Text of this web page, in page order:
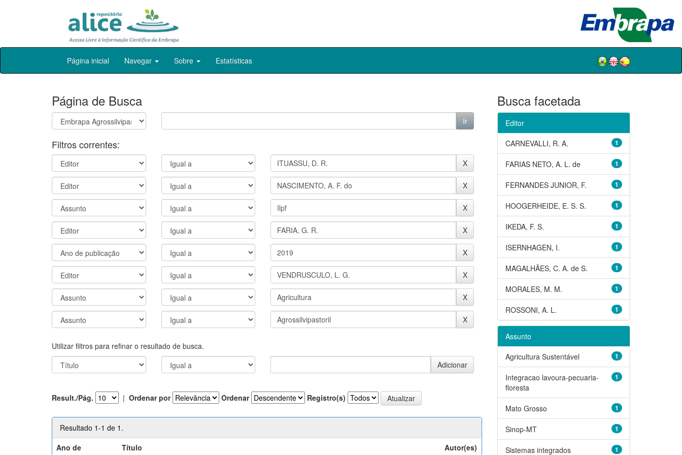
Skip
Página inicial Navegar Sobre Estatísticas
Página de Busca
Filtros correntes:
Utilizar filtros para refinar o resultado de busca.
Result./Pág. | Ordenar por Ordenar Registro(s)
Resultado 1-1 de 1.
Ano de
Título Autor(es)
Busca facetada
Editor
1
CARNEVALLI, R. A.
1
FARIAS NETO, A. L. de
1
FERNANDES JUNIOR, F.
1
HOOGERHEIDE, E. S. S.
1
IKEDA, F. S.
1
ISERNHAGEN, I.
1
MAGALHÃES, C. A. de S.
1
MORALES, M. M.
1
ROSSONI, A. L.
Assunto
1
Agricultura Sustentável
1
Integracao lavoura-pecuaria-
floresta
1
Mato Grosso
1
Sinop-MT
1
Sistemas integrados